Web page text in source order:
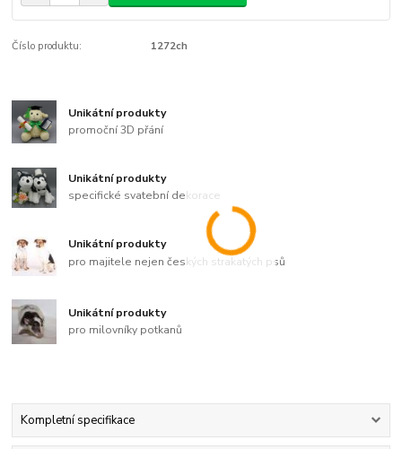
Číslo produktu: 1272ch
Unikátní produkty
promoční 3D přání
Unikátní produkty
specifické svatební dekorace
Unikátní produkty
pro majitele nejen českých strakatých psů
Unikátní produkty
pro milovníky potkanů
Kompletní specifikace